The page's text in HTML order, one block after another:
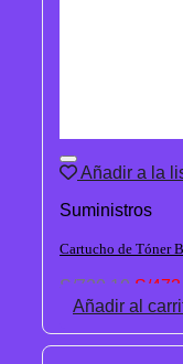
Añadir a la
Suministros
Cartucho de Tóner
S/720.10 El
precio
era:
S/
Añadir al